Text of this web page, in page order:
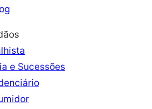
e Sucessões